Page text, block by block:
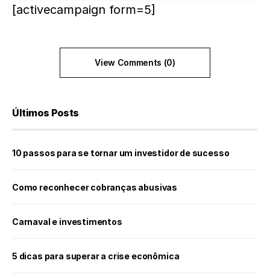
[activecampaign form=5]
View Comments (0)
Últimos Posts
10 passos para se tornar um investidor de sucesso
Como reconhecer cobranças abusivas
Carnaval e investimentos
5 dicas para superar a crise econômica